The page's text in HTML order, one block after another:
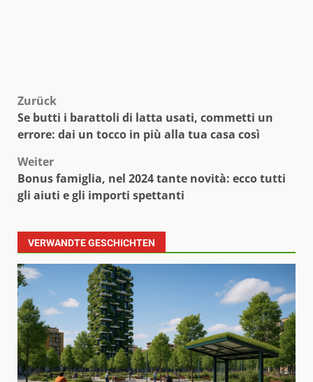
Beitragsnavigation
Zurück
Se butti i barattoli di latta usati, commetti un
errore: dai un tocco in più alla tua casa così
Weiter
Bonus famiglia, nel 2024 tante novità: ecco tutti
gli aiuti e gli importi spettanti
VERWANDTE GESCHICHTEN